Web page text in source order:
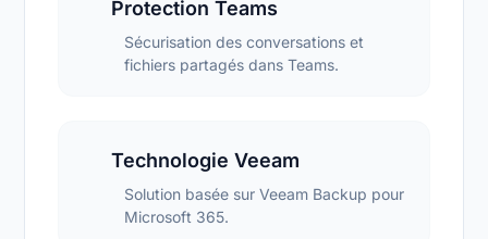
Protection Teams
Sécurisation des conversations et
fichiers partagés dans Teams.
Technologie Veeam
Solution basée sur Veeam Backup pour
Microsoft 365.